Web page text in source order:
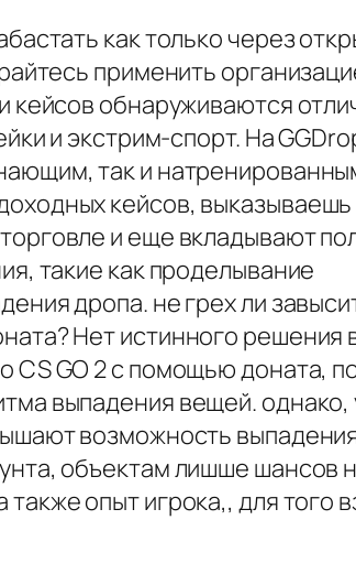
как только через
применить
кейсов обнаруживаются
и экстрим-спорт. На
так и
кейсов, выказываешь
и еще вкладывают
такие как проделывание
дропа. не грех ли
Нет истинного решения
CS GO 2 с помощью доната,
выпадения вещей. однако,
возможность
объектам лишше шансов
опыт игрока,, для того